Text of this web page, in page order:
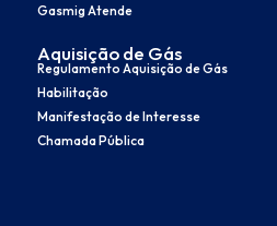
Gasmig Atende
Aquisição de Gás
Regulamento Aquisição de Gás
Habilitação
Manifestação de Interesse
Chamada Pública